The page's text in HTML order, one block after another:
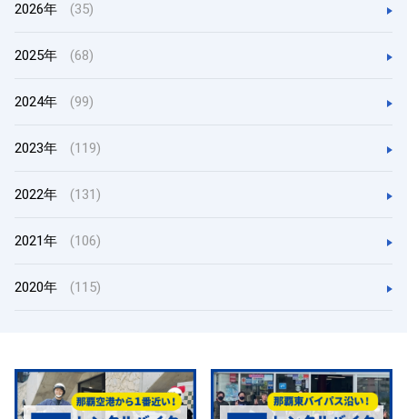
2026年 (35)
2025年 (68)
2024年 (99)
2023年 (119)
2022年 (131)
2021年 (106)
2020年 (115)